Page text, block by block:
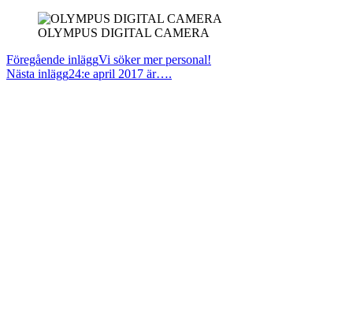
OLYMPUS DIGITAL CAMERA
Läs
fler
Föregående inläggVi söker mer personal!
Nästa inlägg24:e april 2017 är….